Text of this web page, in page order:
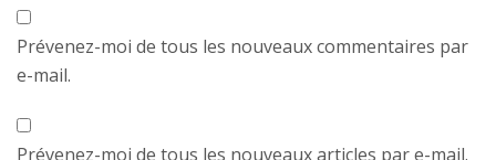
Prévenez-moi de tous les nouveaux commentaires par
e-mail.
Prévenez-moi de tous les nouveaux articles par e-mail.